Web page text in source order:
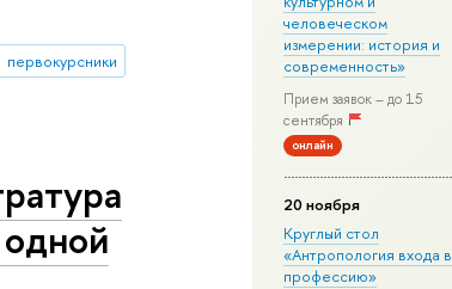
человеческом
измерении: история и
современность»
Прием заявок – до 15
сентября
онлайн
20 ноября
Круглый стол
«Антропология входа в
профессию»
первокурсники